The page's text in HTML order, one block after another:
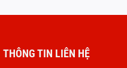
THÔNG TIN LIÊN HỆ